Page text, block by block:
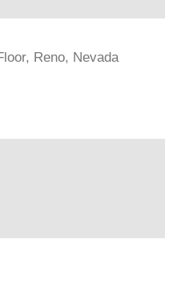
Reno, Nevada